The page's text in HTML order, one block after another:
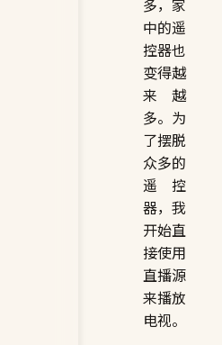
多，家
中的遥
控器也
变得越
来越
多。为
了摆脱
众多的
遥控
器，我
开始直
接使用
直播源
来播放
电视。